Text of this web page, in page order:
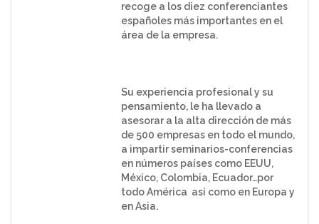
recoge a los diez conferenciantes
españoles más importantes en el
área de la empresa.
Su experiencia profesional y su
pensamiento, le ha llevado a
asesorar a la alta dirección de más
de 500 empresas en todo el mundo,
a impartir seminarios-conferencias
en números países como EEUU,
México, Colombia, Ecuador…por
todo América así como en Europa y
en Asia.